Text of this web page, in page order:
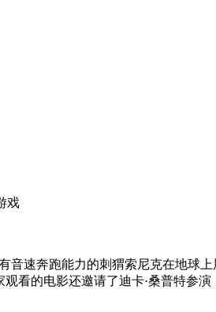
戏
奔跑能力的刺猬索尼克在地球上
看的电影还邀请了迪卡·桑普特参演